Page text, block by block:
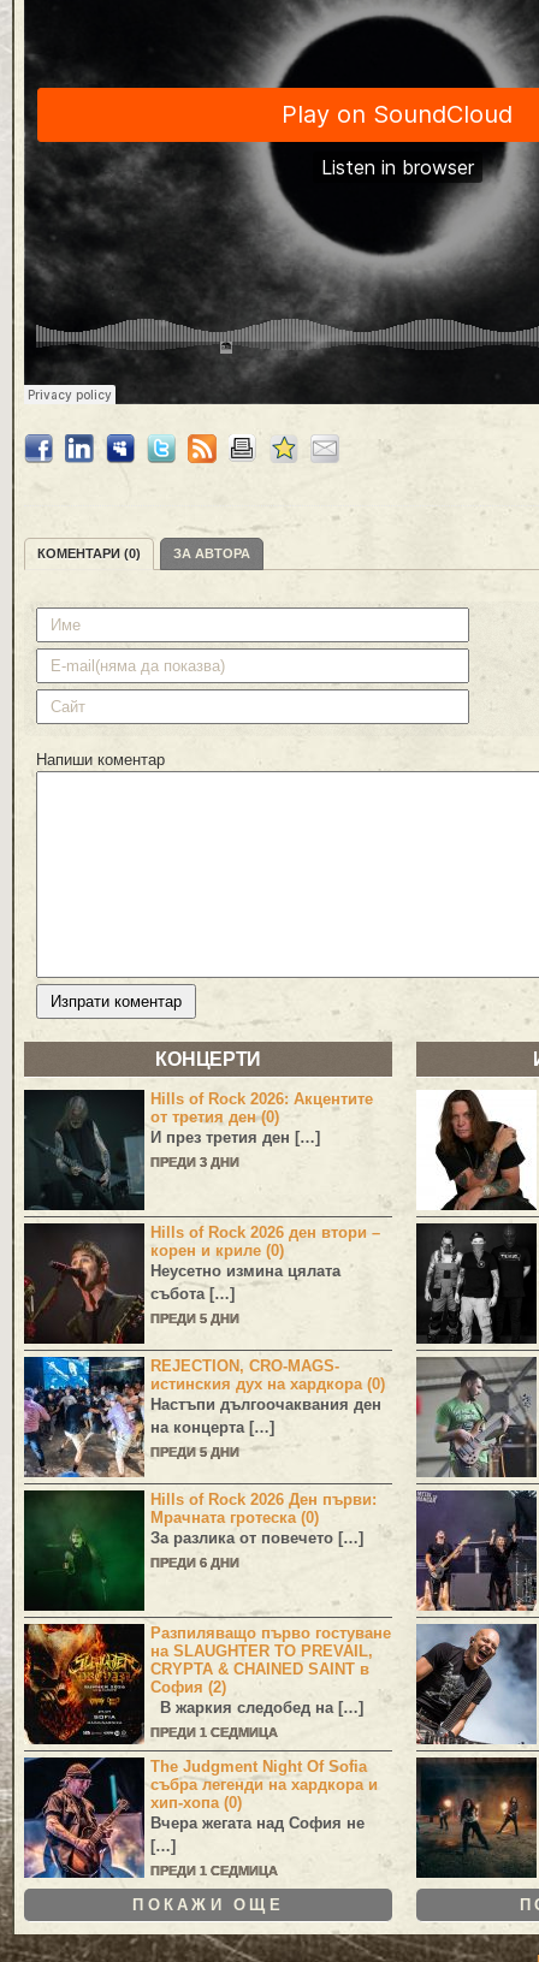
КОМЕНТАРИ (0) ЗА АВТОРА
Напиши коментар
КОНЦЕРТИ
Hills of Rock 2026: Акцентите
от третия ден (0)
И през третия ден […]
ПРЕДИ 3 ДНИ
Hills of Rock 2026 ден втори –
корен и криле (0)
Неусетно измина цялата
събота […]
ПРЕДИ 5 ДНИ
REJECTION, CRO-MAGS-
истинския дух на хардкора (0)
Настъпи дългоочаквания ден
на концерта […]
ПРЕДИ 5 ДНИ
Hills of Rock 2026 Ден първи:
Мрачната гротеска (0)
За разлика от повечето […]
ПРЕДИ 6 ДНИ
Разпиляващо първо гостуване
на SLAUGHTER TO PREVAIL,
CRYPTA & CHAINED SAINT в
София (2)
В жаркия следобед на […]
ПРЕДИ 1 СЕДМИЦА
The Judgment Night Of Sofia
събра легенди на хардкора и
хип-хопа (0)
Вчера жегата над София не
[…]
ПРЕДИ 1 СЕДМИЦА
ПОКАЖИ ОЩЕ